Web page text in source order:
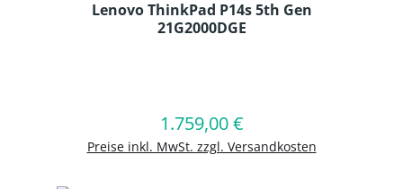
Lenovo ThinkPad P14s 5th Gen
21G2000DGE
Regulärer Preis:
1.759,00 €
Preise inkl. MwSt. zzgl. Versandkosten
In den Warenkorb